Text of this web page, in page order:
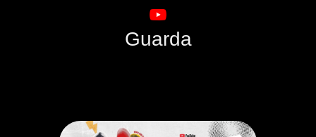
Guarda